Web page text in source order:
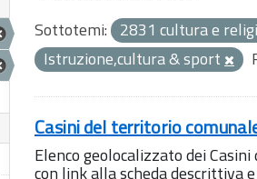
Sottotemi: 2831 cultura e
Istruzione,cultura & sport
Casini del territorio
Elenco geolocalizzato dei
con link alla scheda descrittiva